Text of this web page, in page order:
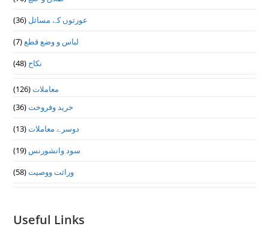
عورتوں کے مسائل (36)
لباس و وضع قطع(7)
نکاح (48)
معاملات(126)
خرید وفروخت(36)
دوسرے معاملات(13)
سود وانشورنس (19)
وراثت ووصيت(58)
Useful Links